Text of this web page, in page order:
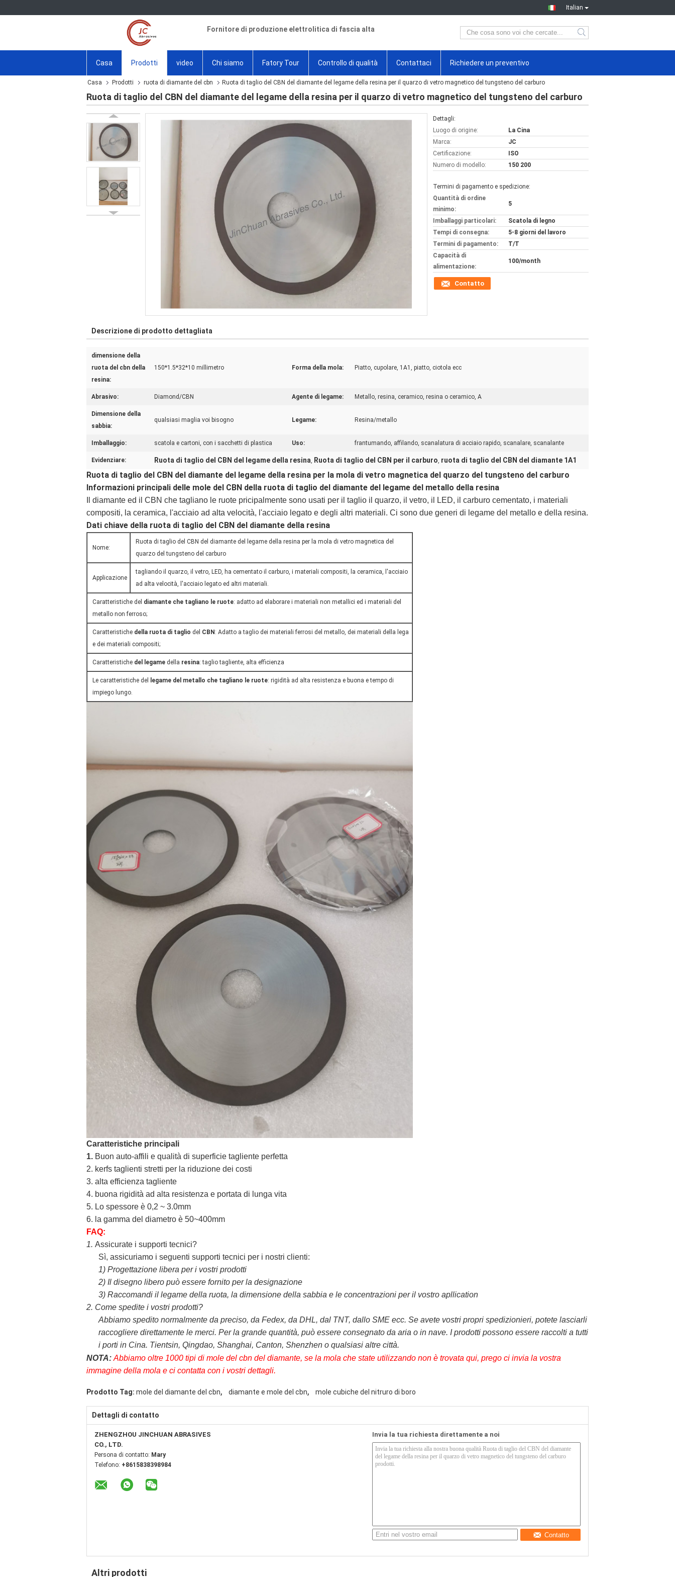
Italian
Fornitore di produzione elettrolitica di fascia alta
Casa Prodotti video Chi siamo Fatory Tour Controllo di qualità Contattaci Richiedere un preventivo
Casa Prodotti ruota di diamante del cbn Ruota di taglio del CBN del diamante del legame della resina per il quarzo di vetro magnetico del tungsteno del carburo
Ruota di taglio del CBN del diamante del legame della resina per il quarzo di vetro magnetico del tungsteno del carburo
Dettagli:
Luogo di origine:
La Cina
Marca:
JC
Certificazione:
ISO
Numero di modello:
150 200
Termini di pagamento e spedizione:
Quantità di ordine
minimo:
5
Imballaggi particolari:
Scatola di legno
Tempi di consegna:
5-8 giorni del lavoro
Termini di pagamento:
T/T
Capacità di
alimentazione:
100/month
Contatto
Descrizione di prodotto dettagliata
dimensione della
ruota del cbn della
resina:
150*1.5*32*10 millimetro Forma della mola: Piatto, cupolare, 1A1, piatto, ciotola ecc
Abrasivo: Diamond/CBN Agente di legame: Metallo, resina, ceramico, resina o ceramico, A
Dimensione della
sabbia:
qualsiasi maglia voi bisogno Legame: Resina/metallo
Imballaggio: scatola e cartoni, con i sacchetti di plastica Uso: frantumando, affilando, scanalatura di acciaio rapido, scanalare, scanalante
Evidenziare: Ruota di taglio del CBN del legame della resina, Ruota di taglio del CBN per il carburo, ruota di taglio del CBN del diamante 1A1
Ruota di taglio del CBN del diamante del legame della resina per la mola di vetro magnetica del quarzo del tungsteno del carburo
Informazioni principali delle mole del CBN della ruota di taglio del diamante del legame del metallo della resina
Il diamante ed il CBN che tagliano le ruote pricipalmente sono usati per il taglio il quarzo, il vetro, il LED, il carburo cementato, i materiali
compositi, la ceramica, l'acciaio ad alta velocità, l'acciaio legato e degli altri materiali. Ci sono due generi di legame del metallo e della resina.
Dati chiave della ruota di taglio del CBN del diamante della resina
Nome:
Ruota di taglio del CBN del diamante del legame della resina per la mola di vetro magnetica del
quarzo del tungsteno del carburo
Applicazione
tagliando il quarzo, il vetro, LED, ha cementato il carburo, i materiali compositi, la ceramica, l'acciaio
ad alta velocità, l'acciaio legato ed altri materiali.
Caratteristiche del diamante che tagliano le ruote: adatto ad elaborare i materiali non metallici ed i materiali del
metallo non ferroso;
Caratteristiche della ruota di taglio del CBN : Adatto a taglio dei materiali ferrosi del metallo, dei materiali della lega
e dei materiali compositi;
Caratteristiche del legame della resina: taglio tagliente, alta efficienza
Le caratteristiche del legame del metallo che tagliano le ruote: rigidità ad alta resistenza e buona e tempo di
impiego lungo.
Caratteristiche principali
1. Buon auto-affili e qualità di superficie tagliente perfetta
2. kerfs taglienti stretti per la riduzione dei costi
3. alta efficienza tagliente
4. buona rigidità ad alta resistenza e portata di lunga vita
5. Lo spessore è 0,2 ~ 3.0mm
6. la gamma del diametro è 50~400mm
FAQ:
1. Assicurate i supporti tecnici?
Sì, assicuriamo i seguenti supporti tecnici per i nostri clienti:
1) Progettazione libera per i vostri prodotti
2) Il disegno libero può essere fornito per la designazione
3) Raccomandi il legame della ruota, la dimensione della sabbia e le concentrazioni per il vostro apllication
2. Come spedite i vostri prodotti?
Abbiamo spedito normalmente da preciso, da Fedex, da DHL, dal TNT, dallo SME ecc. Se avete vostri propri spedizionieri, potete lasciarli
raccogliere direttamente le merci. Per la grande quantità, può essere consegnato da aria o in nave. I prodotti possono essere raccolti a tutti
i porti in Cina. Tientsin, Qingdao, Shanghai, Canton, Shenzhen o qualsiasi altre città.
NOTA: Abbiamo oltre 1000 tipi di mole del cbn del diamante, se la mola che state utilizzando non è trovata qui, prego ci invia la vostra
immagine della mola e ci contatta con i vostri dettagli.
Prodotto Tag: mole del diamante del cbn, diamante e mole del cbn, mole cubiche del nitruro di boro
Dettagli di contatto
ZHENGZHOU JINCHUAN ABRASIVES
CO., LTD.
Persona di contatto: Mary
Telefono: +8615838398984
Invia la tua richiesta direttamente a noi
Contatto
Altri prodotti